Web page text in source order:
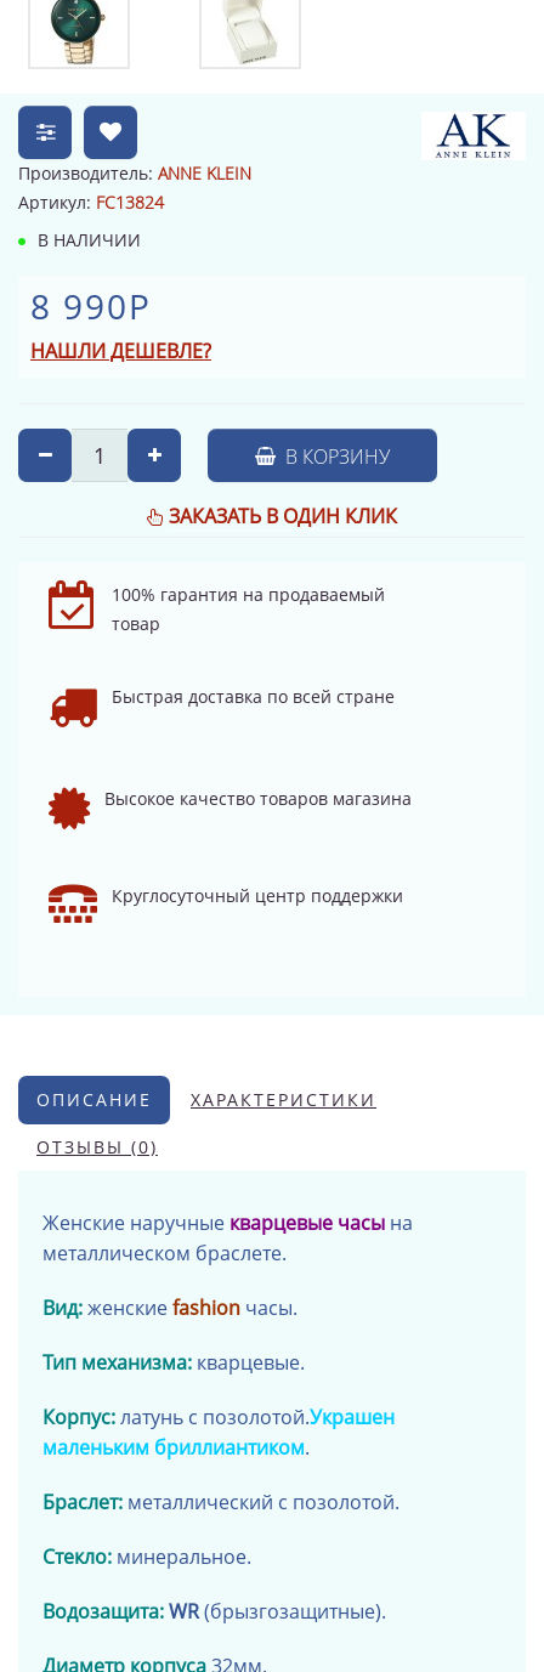
Производитель: ANNE KLEIN
Артикул: FC13824
В НАЛИЧИИ
8 990Р
НАШЛИ ДЕШЕВЛЕ?
В КОРЗИНУ
ЗАКАЗАТЬ В ОДИН КЛИК
100% гарантия на продаваемый
товар
Быстрая доставка по всей стране
Высокое качество товаров магазина
Круглосуточный центр поддержки
ОПИСАНИЕ ХАРАКТЕРИСТИКИ
ОТЗЫВЫ (0)
Женские наручные кварцевые часы на
металлическом браслете.
Вид:женскиеfashion часы.
Тип механизма: кварцевые.
Корпус:латунь с позолотой.Украшен
маленьким бриллиантиком.
Браслет: металлический с позолотой.
Стекло: минеральное.
Водозащита:WR(брызгозащитные).
Диаметр корпуса32мм.